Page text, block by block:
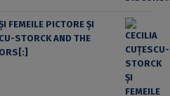
FEMEILE PICTORE ŞI
STORCK AND THE